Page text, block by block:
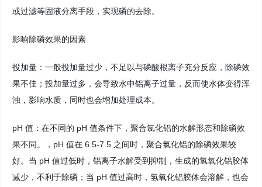
或过滤等固液分离手段，实现磷的去除。
影响除磷效果的因素
投加量：一般投加量过少，不足以与磷酸根离子充分反应，除磷效
果不佳；投加量过多，会导致水中铝离子过量，反而使水体变得浑
浊，影响水质，同时也会增加处理成本。
pH 值：在不同的 pH 值条件下，聚合氯化铝的水解形态和除磷效
果不同。，pH 值在 6.5-7.5 之间时，聚合氯化铝的除磷效果较
好。当 pH 值过低时，铝离子水解受到抑制，生成的氢氧化铝胶体
减少，不利于除磷；当 pH 值过高时，氢氧化铝胶体会溶解，也会